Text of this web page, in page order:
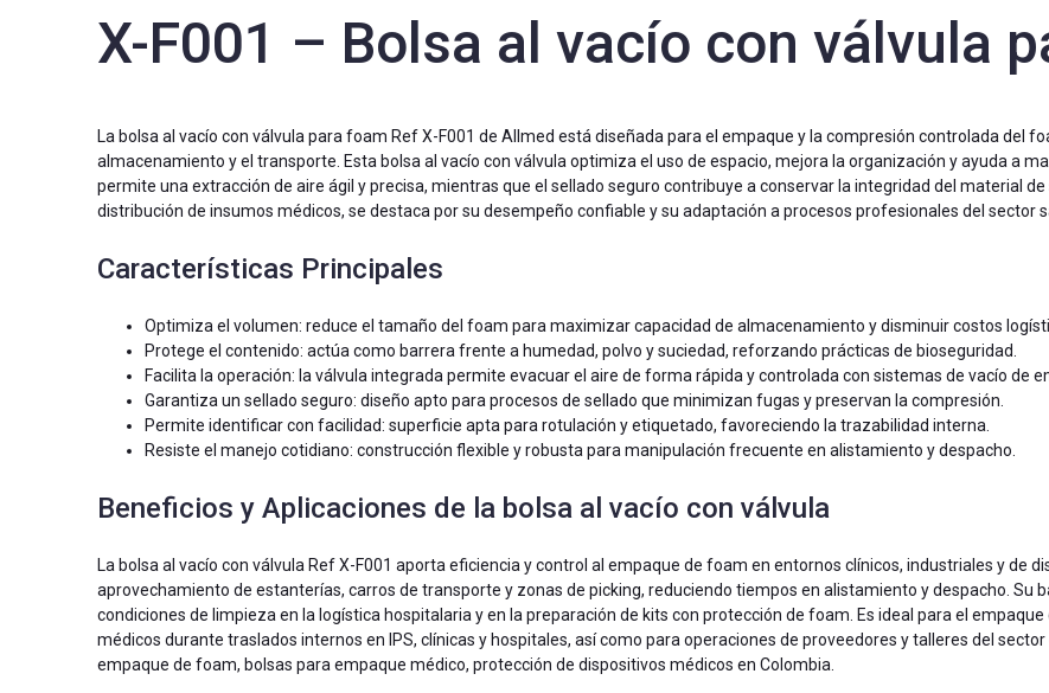
X-F001 – Bolsa al vacío con válvula
La bolsa al vacío con válvula para foam Ref X-F001 de Allmed está diseñada para el empaque y la compresión controlada del
almacenamiento y el transporte. Esta bolsa al vacío con válvula optimiza el uso de espacio, mejora la organización y ayuda a
permite una extracción de aire ágil y precisa, mientras que el sellado seguro contribuye a conservar la integridad del material
distribución de insumos médicos, se destaca por su desempeño confiable y su adaptación a procesos profesionales del sector
Características Principales
Optimiza el volumen: reduce el tamaño del foam para maximizar capacidad de almacenamiento y disminuir costos
Protege el contenido: actúa como barrera frente a humedad, polvo y suciedad, reforzando prácticas de bioseguridad.
Facilita la operación: la válvula integrada permite evacuar el aire de forma rápida y controlada con sistemas de vacío de
Garantiza un sellado seguro: diseño apto para procesos de sellado que minimizan fugas y preservan la compresión.
Permite identificar con facilidad: superficie apta para rotulación y etiquetado, favoreciendo la trazabilidad interna.
Resiste el manejo cotidiano: construcción flexible y robusta para manipulación frecuente en alistamiento y despacho.
Beneficios y Aplicaciones de la bolsa al vacío con válvula
La bolsa al vacío con válvula Ref X-F001 aporta eficiencia y control al empaque de foam en entornos clínicos, industriales y de
aprovechamiento de estanterías, carros de transporte y zonas de picking, reduciendo tiempos en alistamiento y despacho.
condiciones de limpieza en la logística hospitalaria y en la preparación de kits con protección de foam. Es ideal para el
médicos durante traslados internos en IPS, clínicas y hospitales, así como para operaciones de proveedores y talleres del
empaque de foam, bolsas para empaque médico, protección de dispositivos médicos en Colombia.